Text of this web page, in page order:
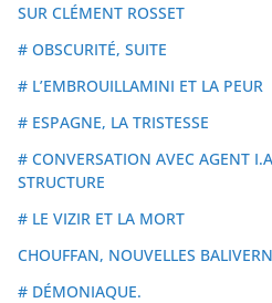
SUR CLÉMENT ROSSET
# OBSCURITÉ, SUITE
# L’EMBROUILLAMINI ET LA PEUR
# ESPAGNE, LA TRISTESSE
# CONVERSATION AVEC AGENT
STRUCTURE
# LE VIZIR ET LA MORT
CHOUFFAN, NOUVELLES
# DÉMONIAQUE.